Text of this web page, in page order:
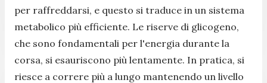
per raffreddarsi, e questo si traduce in un sistema
metabolico più efficiente. Le riserve di glicogeno,
che sono fondamentali per l'energia durante la
corsa, si esauriscono più lentamente. In pratica, si
riesce a correre più a lungo mantenendo un livello